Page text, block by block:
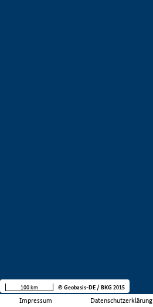
Impressum Datenschutzerklärung
100 km © Geobasis-DE / BKG 2015